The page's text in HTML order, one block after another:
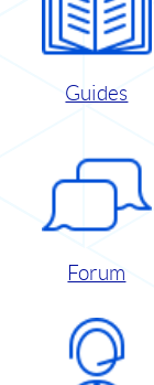
Guides
Forum